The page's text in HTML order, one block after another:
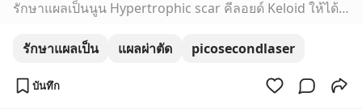
รักษาแผลเป็นนูน Hypertrophic scar คีลอยด์ Keloid ให้ได้ผลดี
รักษาแผลเป็น แผลผ่าตัด picosecondlaser
บันทึก